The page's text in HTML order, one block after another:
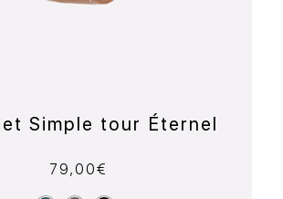
Simple tour Éternel
79,00€